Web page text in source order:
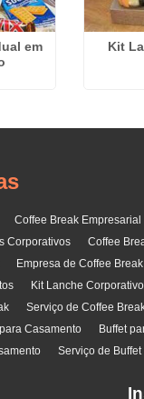
em
Kit
Coffee Break Empresarial
Corporativos
Coffee
Empresa de Coffee
Kit Lanche Corporativo
Serviço de Coffee
Casamento Buffet
Serviço de